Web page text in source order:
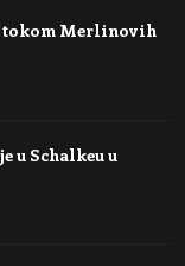
tokom Merlinovih
u Schalkeu u